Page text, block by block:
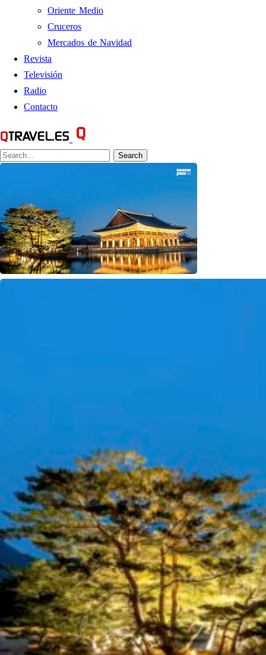
Oriente Medio
Cruceros
Mercados de Navidad
Revista
Televisión
Radio
Contacto
Search